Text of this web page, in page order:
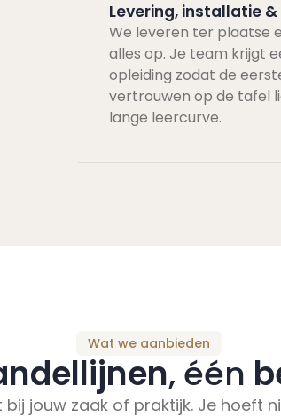
Levering, installatie
We leveren ter plaatse
alles op. Je team krijgt
opleiding zodat de
vertrouwen op de tafel
lange leercurve.
Wat we aanbieden
, één
jouw zaak of praktijk. Je hoeft